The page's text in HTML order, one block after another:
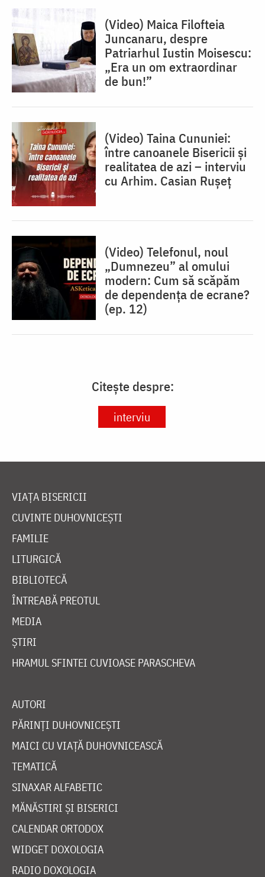
(Video) Maica Filofteia
Juncanaru, despre
Patriarhul Iustin Moisescu:
„Era un om extraordinar
de bun!”
(Video) Taina Cununiei:
între canoanele Bisericii și
realitatea de azi – interviu
cu Arhim. Casian Rușeț
(Video) Telefonul, noul
„Dumnezeu” al omului
modern: Cum să scăpăm
de dependența de ecrane?
(ep. 12)
Citește despre:
interviu
VIAȚA BISERICII
CUVINTE DUHOVNICEȘTI
FAMILIE
LITURGICĂ
BIBLIOTECĂ
ÎNTREABĂ PREOTUL
MEDIA
ȘTIRI
HRAMUL SFINTEI CUVIOASE PARASCHEVA
AUTORI
PĂRINȚI DUHOVNICEȘTI
MAICI CU VIAȚĂ DUHOVNICEASCĂ
TEMATICĂ
SINAXAR ALFABETIC
MĂNĂSTIRI ȘI BISERICI
CALENDAR ORTODOX
WIDGET DOXOLOGIA
RADIO DOXOLOGIA